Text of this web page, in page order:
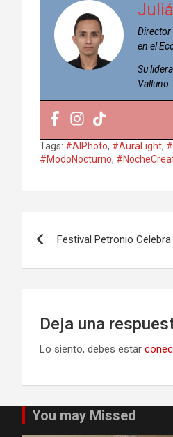
Director
en el
Su
Valluno
Tags: #AIPhoto, #AuraLight,
#ModoNocturno,
Festival Petronio Celebra
Deja una
Lo siento, debes estar
You may Missed